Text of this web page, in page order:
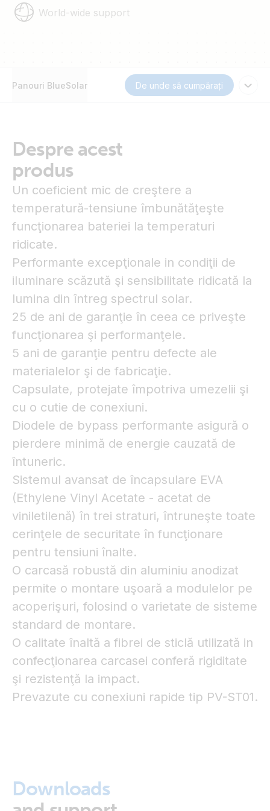
World-wide support
Panouri BlueSolar De unde să cumpărați
Despre acest
produs
Un coeficient mic de creştere a
temperatură-tensiune îmbunătăţeşte
funcţionarea bateriei la temperaturi
ridicate.
Performante excepţionale in condiţii de
iluminare scăzută şi sensibilitate ridicată la
lumina din întreg spectrul solar.
25 de ani de garanţie în ceea ce priveşte
funcţionarea şi performanţele.
5 ani de garanţie pentru defecte ale
materialelor şi de fabricaţie.
Capsulate, protejate împotriva umezelii şi
cu o cutie de conexiuni.
Diodele de bypass performante asigură o
pierdere minimă de energie cauzată de
întuneric.
Sistemul avansat de încapsulare EVA
(Ethylene Vinyl Acetate - acetat de
viniletilenă) în trei straturi, întruneşte toate
cerinţele de securitate în funcţionare
pentru tensiuni înalte.
O carcasă robustă din aluminiu anodizat
permite o montare uşoară a modulelor pe
acoperişuri, folosind o varietate de sisteme
standard de montare.
O calitate înaltă a fibrei de sticlă utilizată in
confecţionarea carcasei conferă rigiditate
şi rezistenţă la impact.
Prevazute cu conexiuni rapide tip PV-ST01.
Downloads